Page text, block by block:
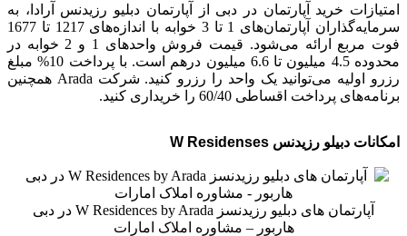
امتیازات خرید آپارتمان در دبی از آپارتمان دبلیو رزیدنس آرادا، به
سرمایه‌گذاران آپارتمان‌های 1 تا 3 خوابه با اندازه‌های 1217 تا 1677
فوت مربع ارائه می‌شود. قیمت فروش واحدهای 1 و 2 خوابه در
محدوده 4.5 میلیون تا 6.6 میلیون درهم است. با پرداخت 10% مبلغ
رزرو اولیه می‌توانید یک واحد را رزرو کنید. شرکت Arada همچنین
برنامه‌های پرداخت اقساطی 60/40 را خریداری کنید.
امکانات دبیلو رزیدنس W Residenses
آپارتمان های دبلیو رزیدنسز W Residences by Arada در دبی
هاربور – مشاوره املاک امارات